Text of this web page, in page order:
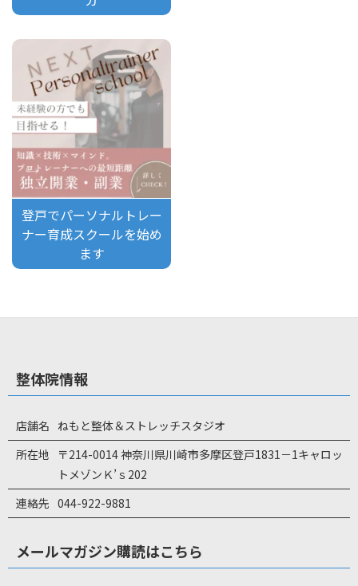
登戸でパーソナルトレー
ナー育成スクールを始め
ます
整体院情報
店舗名 ねもと整体＆ストレッチスタジオ
所在地
〒214-0014 神奈川県川崎市多摩区登戸1831－1キャロッ
トメゾンＫ’ｓ202
連絡先 044-922-9881
メールマガジン購読はこちら